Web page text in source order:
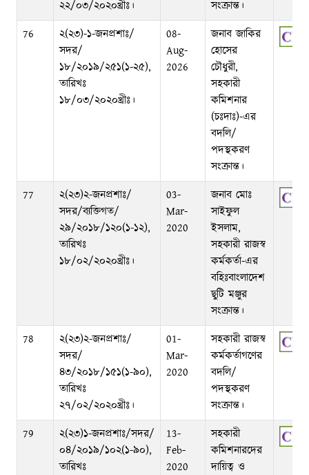
২২/০৩/২০২০খ্রীঃ।
সংক্রান্ত।
76
২(২৩)-১-জনপ্রশাঃ/
সদর/
১৮/২০১৯/২৫১(১-২৫),
তারিখঃ
১৮/০৩/২০২০খ্রীঃ।
08-
Aug-
2026
জনাব জাকির
হোসের
চৌধুরী,
সহকারী
কমিশনার
(চঃদাঃ)-এর
বদলি/
পদস্থকরণ
সংক্রান্ত।
77
২(২৩)২-জনপ্রশাঃ/
সদর/ব্যক্তিগত/
২৯/২০১৮/১২০(১-১২),
তারিখঃ
১৮/০২/২০২০খ্রীঃ।
03-
Mar-
2020
জনাব মোঃ
সাইফুল
ইসলাম,
সহকারী রাজস্ব
কর্মকর্তা-এর
বহিঃবাংলাদেশ
ছুটি মঞ্জুর
সংক্রান্ত।
78
২(২৩)২-জনপ্রশাঃ/
সদর/
৪৩/২০১৮/১৫১(১-৯০),
তারিখঃ
২৭/০২/২০২০খ্রীঃ।
01-
Mar-
2020
সহকারী রাজস্ব
কর্মকর্তাগণের
বদলি/
পদস্থকরণ
সংক্রান্ত।
79
২(২৩)১-জনপ্রশাঃ/সদর/
০৪/২০১৯/১০২(১-৯০),
তারিখঃ
13-
Feb-
2020
সহকারী
কমিশনারদের
দায়িত্ব ও